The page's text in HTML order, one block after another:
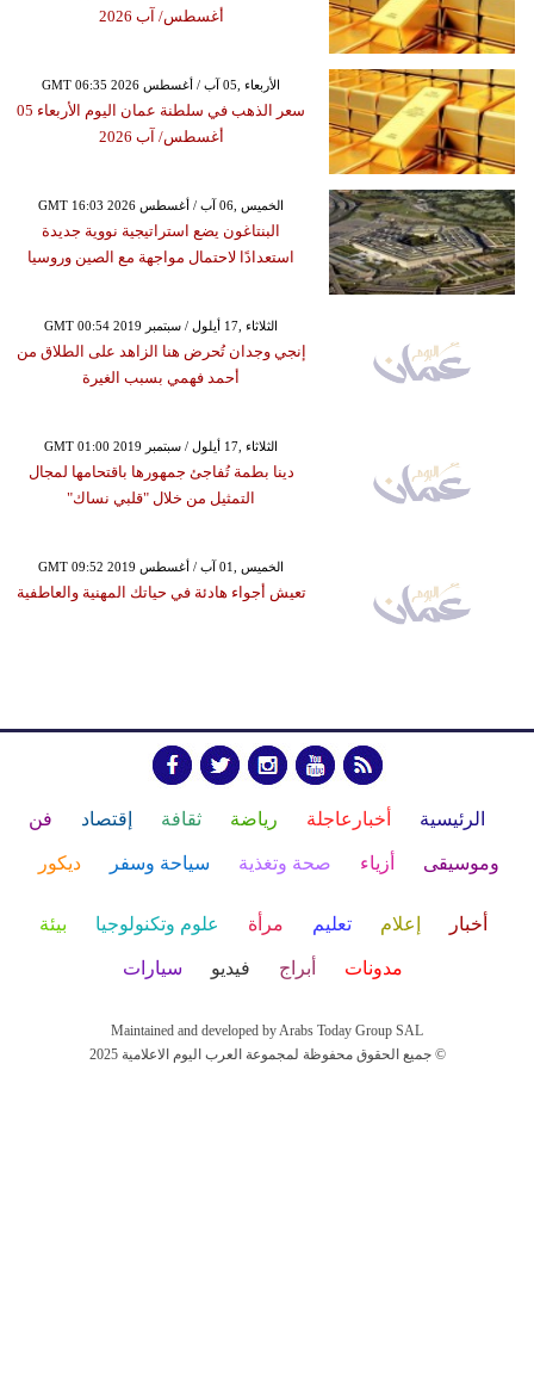
أغسطس/ آب 2026
GMT 06:35 2026 الأربعاء ,05 آب / أغسطس
سعر الذهب في سلطنة عمان اليوم الأربعاء 05
أغسطس/ آب 2026
GMT 16:03 2026 الخميس ,06 آب / أغسطس
البنتاغون يضع استراتيجية نووية جديدة
استعدادًا لاحتمال مواجهة مع الصين وروسيا
GMT 00:54 2019 الثلاثاء ,17 أيلول / سبتمبر
إنجي وجدان تُحرض هنا الزاهد على الطلاق من
أحمد فهمي بسبب الغيرة
GMT 01:00 2019 الثلاثاء ,17 أيلول / سبتمبر
دينا بطمة تُفاجئ جمهورها باقتحامها لمجال
التمثيل من خلال "قلبي نساك"
GMT 09:52 2019 الخميس ,01 آب / أغسطس
تعيش أجواء هادئة في حياتك المهنية والعاطفية
الرئيسية أخبارعاجلة رياضة ثقافة إقتصاد فن
وموسيقى أزياء صحة وتغذية سياحة وسفر ديكور
أخبار إعلام تعليم مرأة علوم وتكنولوجيا بيئة
مدونات أبراج فيديو سيارات
Maintained and developed by Arabs Today Group SAL
جميع الحقوق محفوظة لمجموعة العرب اليوم الاعلامية 2025 ©